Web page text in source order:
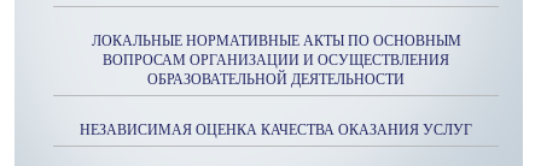
ЛОКАЛЬНЫЕ НОРМАТИВНЫЕ АКТЫ ПО ОСНОВНЫМ
ВОПРОСАМ ОРГАНИЗАЦИИ И ОСУЩЕСТВЛЕНИЯ
ОБРАЗОВАТЕЛЬНОЙ ДЕЯТЕЛЬНОСТИ
НЕЗАВИСИМАЯ ОЦЕНКА КАЧЕСТВА ОКАЗАНИЯ УСЛУГ